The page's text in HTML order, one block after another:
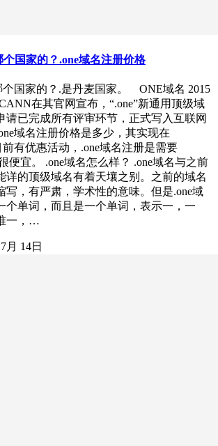
个国家的？.one域名注册价格
个国家的？.是丹麦国家。 ONE域名 2015
在其官网宣布，“.one”新通用顶级域
请已完成所有评审环节，正式写入互联网
域名注册价格是多少，其实现在
前有优惠活动，.one域名注册是需要
便宜。 .one域名怎么样？ .one域名与之前
详的顶级域名有着天壤之别。之前的域名
写，有严肃，学术性的意味。但是.one域
个单词，而且是一个单词，表示一，一
一，…
月 14日